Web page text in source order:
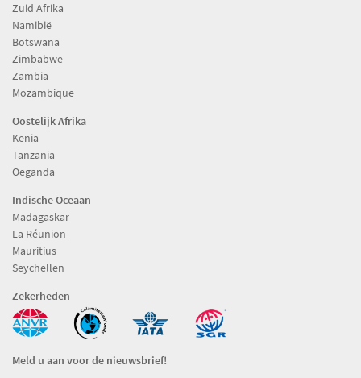
Zuid Afrika
Namibië
Botswana
Zimbabwe
Zambia
Mozambique
Oostelijk Afrika
Kenia
Tanzania
Oeganda
Indische Oceaan
Madagaskar
La Réunion
Mauritius
Seychellen
Zekerheden
Meld u aan voor de nieuwsbrief!